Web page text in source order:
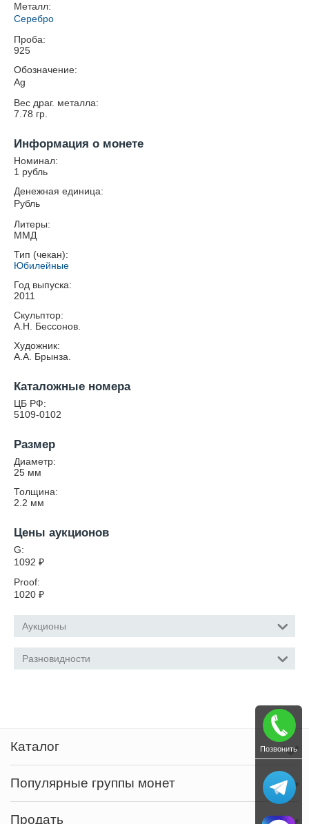
Металл:
Серебро
Проба:
925
Обозначение:
Ag
Вес драг. металла:
7.78 гр.
Информация о монете
Номинал:
1 рубль
Денежная единица:
Рубль
Литеры:
ММД
Тип (чекан):
Юбилейные
Год выпуска:
2011
Скульптор:
А.Н. Бессонов.
Художник:
А.А. Брынза.
Каталожные номера
ЦБ РФ:
5109-0102
Размер
Диаметр:
25 мм
Толщина:
2.2 мм
Цены аукционов
G:
1092 ₽
Proof:
1020 ₽
Аукционы
Разновидности
Каталог
Популярные группы монет
Продать
Позвонить